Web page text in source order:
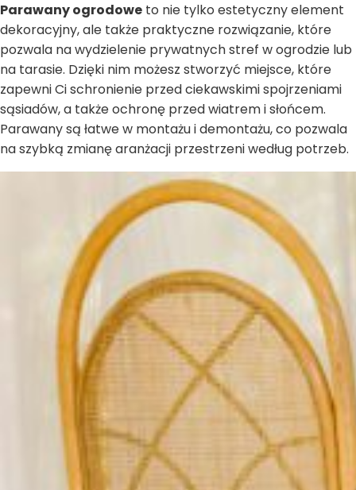
Parawany ogrodowe to nie tylko estetyczny element
dekoracyjny, ale także praktyczne rozwiązanie, które
pozwala na wydzielenie prywatnych stref w ogrodzie lub
na tarasie. Dzięki nim możesz stworzyć miejsce, które
zapewni Ci schronienie przed ciekawskimi spojrzeniami
sąsiadów, a także ochronę przed wiatrem i słońcem.
Parawany są łatwe w montażu i demontażu, co pozwala
na szybką zmianę aranżacji przestrzeni według potrzeb.